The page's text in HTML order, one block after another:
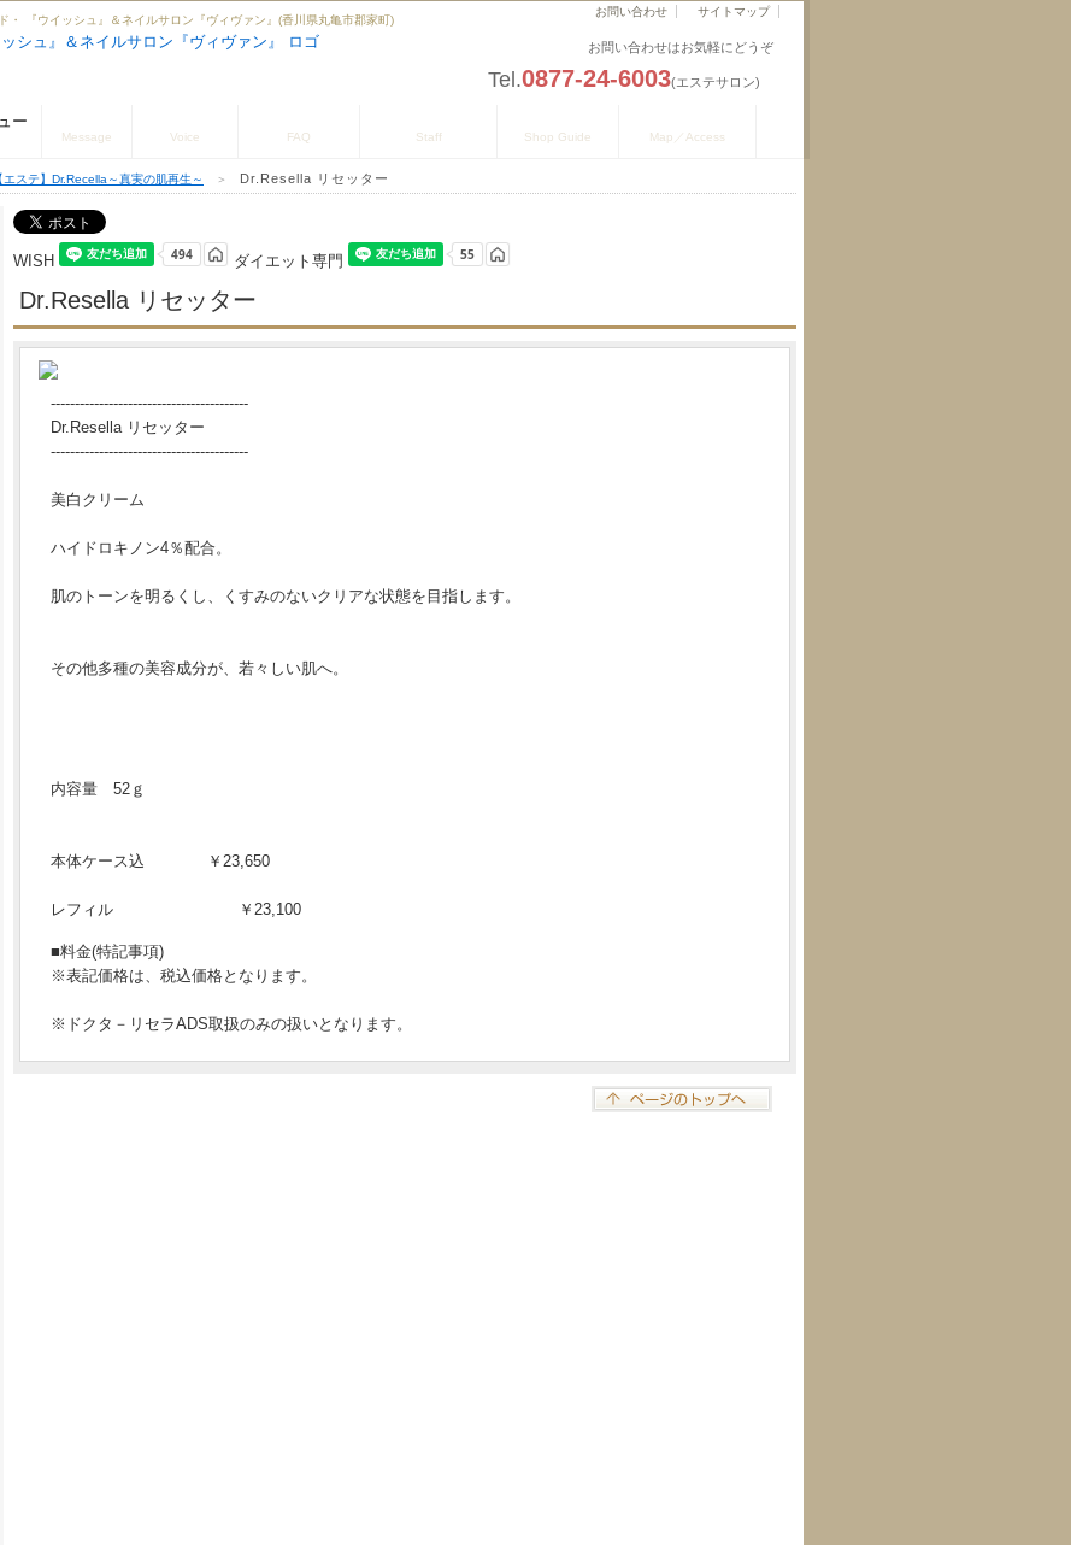
・ 『ウイッシュ』＆ネイルサロン『ヴィヴァン』(香川県丸亀市郡家町)
お問い合わせはお気軽にどうぞ
Tel.0877-24-6003(エステサロン)
お問い合わせ サイトマップ
ー
Message Voice FAQ Staff Shop Guide Map／Access
エステ】Dr.Recella～真実の肌再生～ ＞ Dr.Resella リセッター
WISH ダイエット専門
Dr.Resella リセッター
-----------------------------------------
Dr.Resella リセッター
-----------------------------------------
美白クリーム
ハイドロキノン4％配合。
肌のトーンを明るくし、くすみのないクリアな状態を目指します。
その他多種の美容成分が、若々しい肌へ。
内容量 52ｇ
本体ケース込 ￥23,650
レフィル ￥23,100
■料金(特記事項)
※表記価格は、税込価格となります。
※ドクタ－リセラADS取扱のみの扱いとなります。